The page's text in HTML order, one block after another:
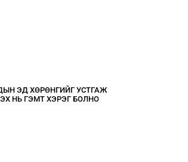
ЭД ХӨРӨНГИЙГ УСТГАЖ
НЬ ГЭМТ ХЭРЭГ БОЛНО